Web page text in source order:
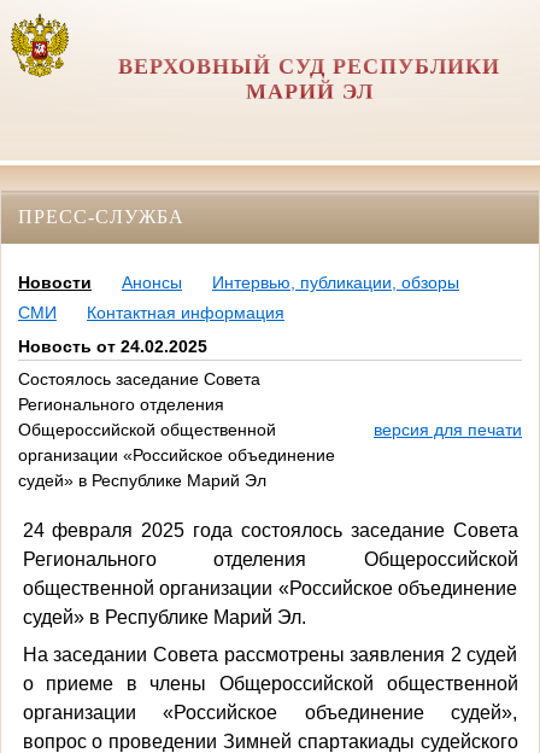
ВЕРХОВНЫЙ СУД РЕСПУБЛИКИ
МАРИЙ ЭЛ
ПРЕСС-СЛУЖБА
Новости Анонсы
Интервью, публикации, обзоры
СМИ
Контактная информация
Новость от 24.02.2025
Состоялось заседание Совета
Регионального отделения
Общероссийской общественной
организации «Российское объединение
судей» в Республике Марий Эл
версия для печати
24 февраля 2025 года состоялось заседание Совета
Регионального отделения Общероссийской
общественной организации «Российское объединение
судей» в Республике Марий Эл.
На заседании Совета рассмотрены заявления 2 судей
о приеме в члены Общероссийской общественной
организации «Российское объединение судей»,
вопрос о проведении Зимней спартакиады судейского